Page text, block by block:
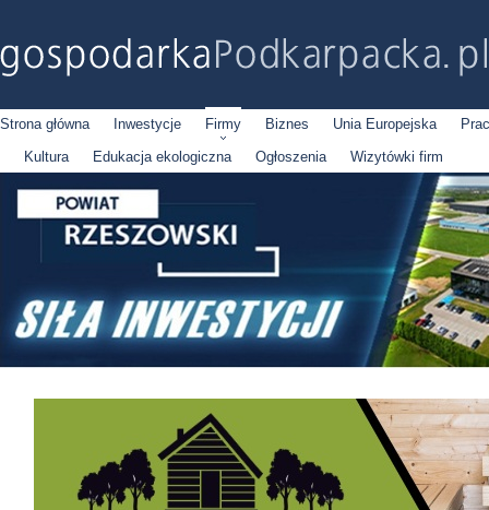
Strona główna Inwestycje Firmy Biznes Unia Europejska
Kultura
Edukacja ekologiczna Ogłoszenia Wizytówki firm